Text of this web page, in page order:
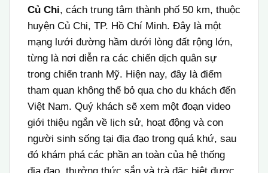
Củ Chi, cách trung tâm thành phố 50 km, thuộc
huyện Củ Chi, TP. Hồ Chí Minh. Đây là một
mạng lưới đường hầm dưới lòng đất rộng lớn,
từng là nơi diễn ra các chiến dịch quân sự
trong chiến tranh Mỹ. Hiện nay, đây là điểm
tham quan không thể bỏ qua cho du khách đến
Việt Nam. Quý khách sẽ xem một đoạn video
giới thiệu ngắn về lịch sử, hoạt động và con
người sinh sống tại địa đạo trong quá khứ, sau
đó khám phá các phần an toàn của hệ thống
địa đạo, thưởng thức sắn và trà đặc biệt được